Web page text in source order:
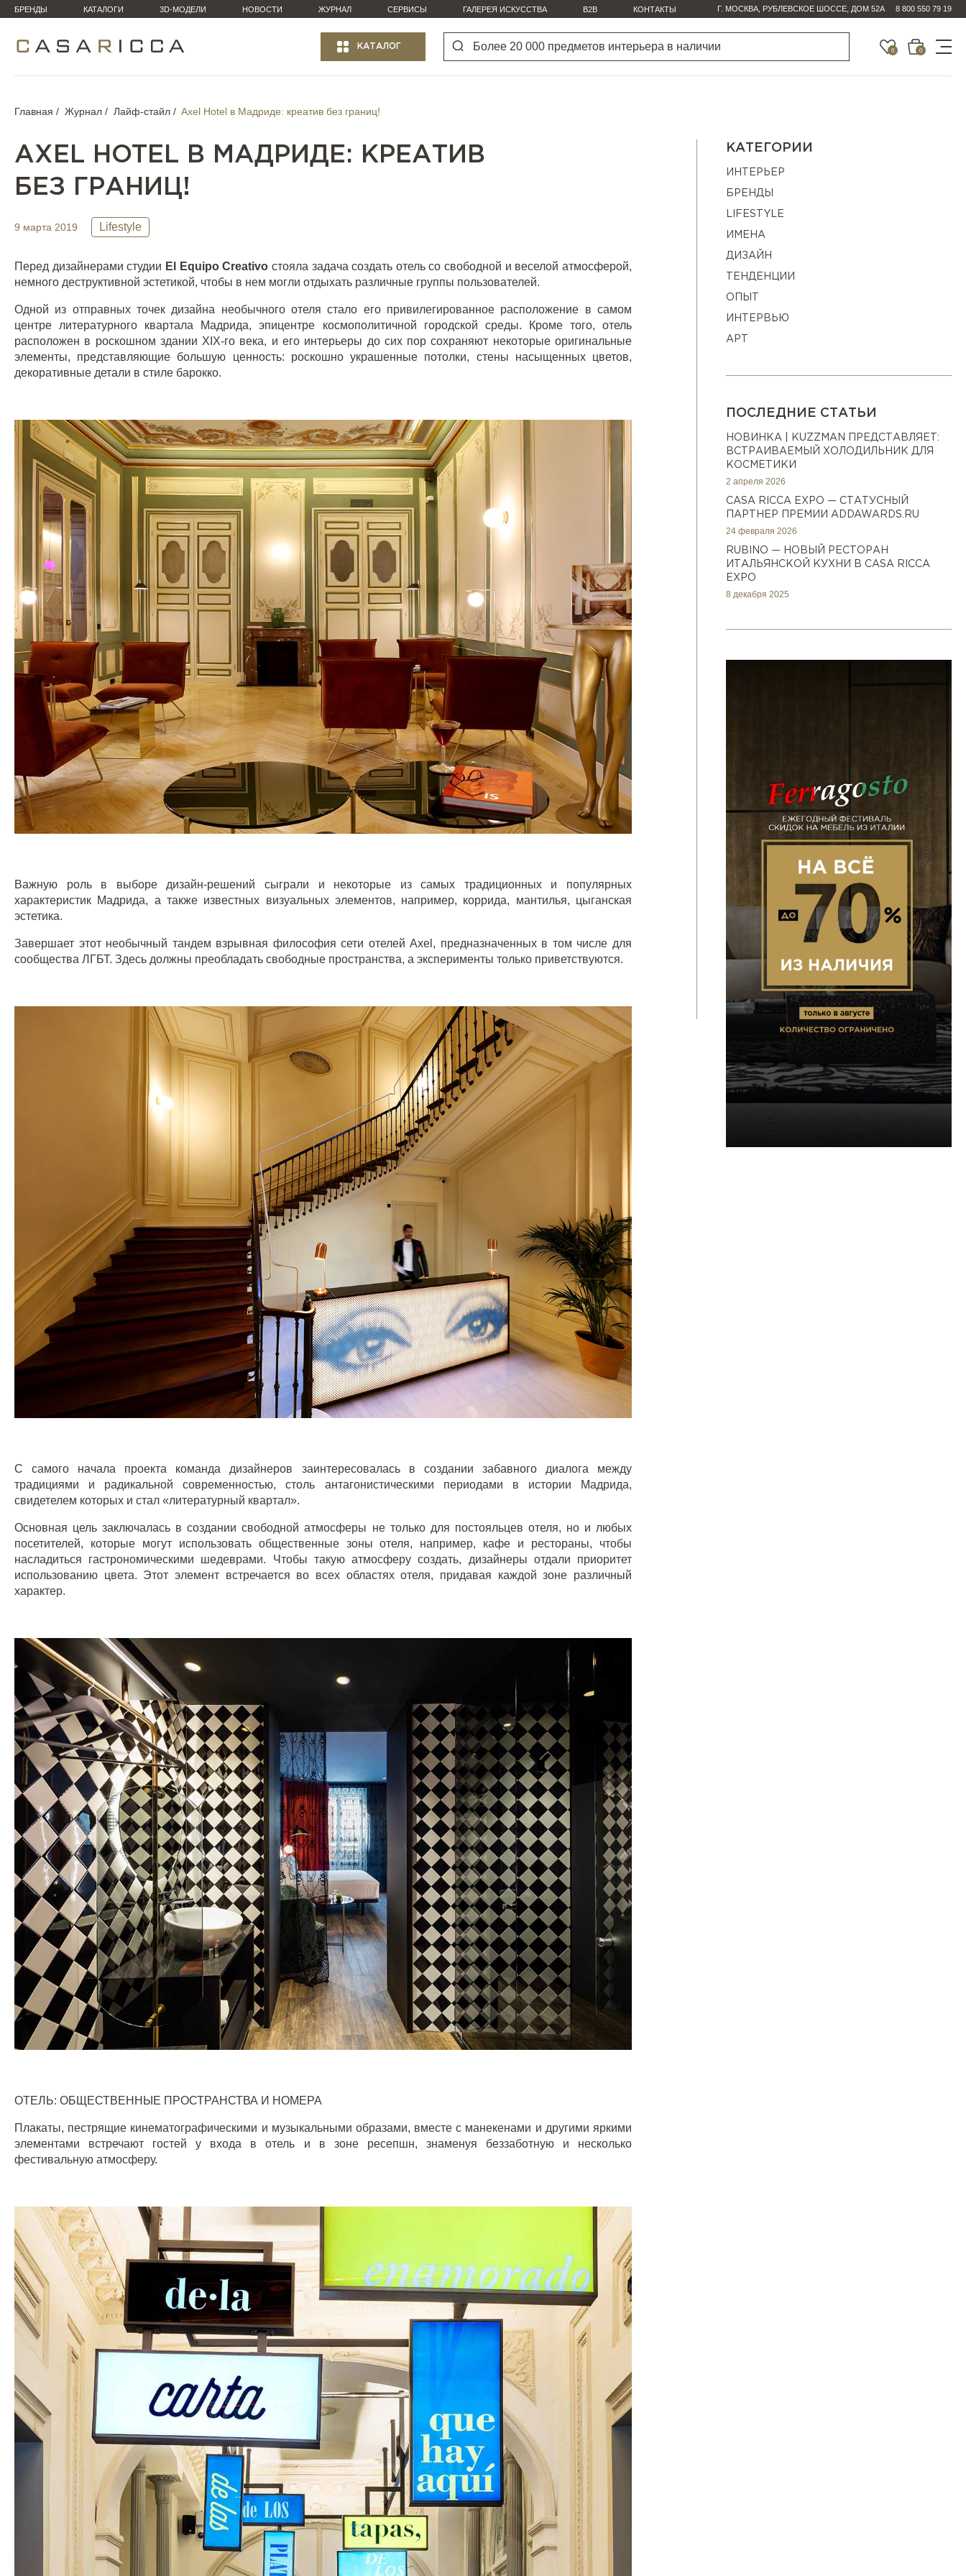
БРЕНДЫ КАТАЛОГИ 3D-МОДЕЛИ НОВОСТИ ЖУРНАЛ СЕРВИСЫ ГАЛЕРЕЯ ИСКУССТВА B2B КОНТАКТЫ Г. МОСКВА, РУБЛЕВСКОЕ ШОССЕ, ДОМ 52А 8 800 550 79 19
КАТАЛОГ 0 0
Главная Журнал Лайф-стайл Axel Hotel в Мадриде: креатив без границ!
AXEL HOTEL В МАДРИДЕ: КРЕАТИВ
БЕЗ ГРАНИЦ!
9 марта 2019 Lifestyle
Перед дизайнерами студии El Equipo Creativo стояла задача создать отель со свободной и веселой атмосферой,
немного деструктивной эстетикой, чтобы в нем могли отдыхать различные группы пользователей.
Одной из отправных точек дизайна необычного отеля стало его привилегированное расположение в самом
центре литературного квартала Мадрида, эпицентре космополитичной городской среды. Кроме того, отель
расположен в роскошном здании XIX-го века, и его интерьеры до сих пор сохраняют некоторые оригинальные
элементы, представляющие большую ценность: роскошно украшенные потолки, стены насыщенных цветов,
декоративные детали в стиле барокко.
Важную роль в выборе дизайн-решений сыграли и некоторые из самых традиционных и популярных
характеристик Мадрида, а также известных визуальных элементов, например, коррида, мантилья, цыганская
эстетика.
Завершает этот необычный тандем взрывная философия сети отелейAxel , предназначенных в том числе для
сообщества ЛГБТ. Здесь должны преобладать свободные пространства, а эксперименты только приветствуются.
С самого начала проекта команда дизайнеров заинтересовалась в создании забавного диалога между
традициями и радикальной современностью, столь антагонистическими периодами в истории Мадрида,
свидетелем которых и стал «литературный квартал».
Основная цель заключалась в создании свободной атмосферы не только для постояльцев отеля, но и любых
посетителей, которые могут использовать общественные зоны отеля, например, кафе и рестораны, чтобы
насладиться гастрономическими шедеврами. Чтобы такую атмосферу создать, дизайнеры отдали приоритет
использованию цвета. Этот элемент встречается во всех областях отеля, придавая каждой зоне различный
характер.
ОТЕЛЬ: ОБЩЕСТВЕННЫЕ ПРОСТРАНСТВА И НОМЕРА
Плакаты, пестрящие кинематографическими и музыкальными образами, вместе с манекенами и другими яркими
элементами встречают гостей у входа в отель и в зоне ресепшн, знаменуя беззаботную и несколько
фестивальную атмосферу.
КАТЕГОРИИ
ИНТЕРЬЕР
БРЕНДЫ
LIFESTYLE
ИМЕНА
ДИЗАЙН
ТЕНДЕНЦИИ
ОПЫТ
ИНТЕРВЬЮ
АРТ
ПОСЛЕДНИЕ СТАТЬИ
НОВИНКА | KUZZMAN ПРЕДСТАВЛЯЕТ:
ВСТРАИВАЕМЫЙ ХОЛОДИЛЬНИК ДЛЯ
КОСМЕТИКИ
2 апреля 2026
CASA RICCA EXPO — СТАТУСНЫЙ
ПАРТНЕР ПРЕМИИ ADDAWARDS.RU
24 февраля 2026
RUBINO — НОВЫЙ РЕСТОРАН
ИТАЛЬЯНСКОЙ КУХНИ В CASA RICCA
EXPO
8 декабря 2025